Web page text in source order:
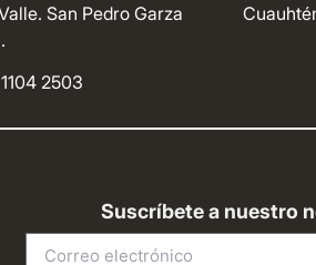
San Pedro Garza
2503
Suscríbete a nuestro